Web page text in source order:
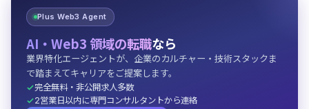
Plus Web3 Agent
AI・Web3 領域の転職なら
業界特化エージェントが、企業のカルチャー・技術スタックま
で踏まえてキャリアをご提案します。
完全無料・非公開求人多数
2営業日以内に専門コンサルタントから連絡